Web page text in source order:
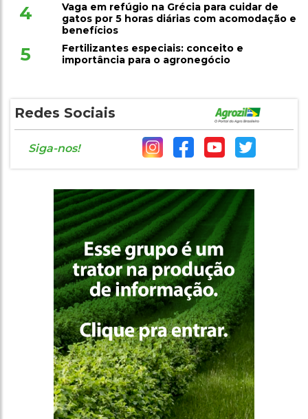
4
Vaga em refúgio na Grécia para cuidar de
gatos por 5 horas diárias com acomodação e
benefícios
5
Fertilizantes especiais: conceito e
importância para o agronegócio
Redes Sociais
Siga-nos!